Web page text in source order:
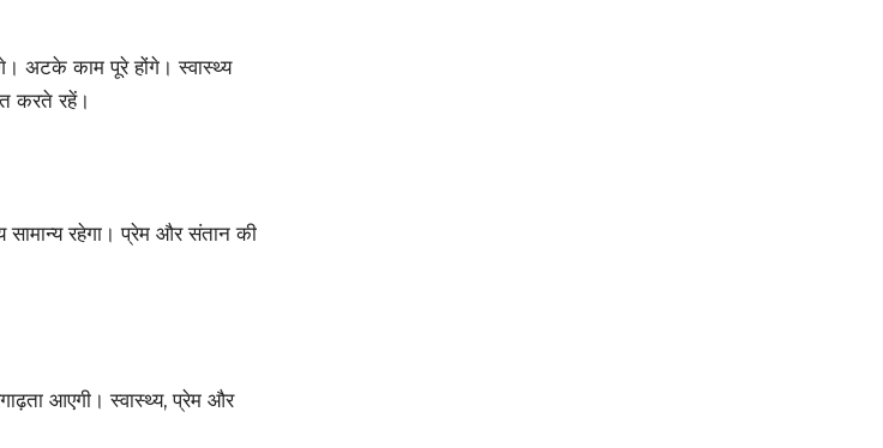
अटके काम पूरे होंगे। स्वास्थ्य
करते रहें।
सामान्य रहेगा। प्रेम और संतान की
आएगी। स्वास्थ्य, प्रेम और